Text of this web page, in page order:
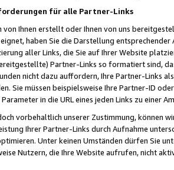
für alle Partner-Links
von Ihnen erstellt oder Ihnen von uns
haben Sie die Darstellung
aller Links, die Sie auf Ihrer Website
Partner-Links so formatiert sind,
nicht dazu auffordern, Ihre Partner-Links
Sie müssen beispielsweise Ihre Partner-ID
in die URL eines jeden Links zu einer
vorbehaltlich unserer Zustimmung, können
Ihrer Partner-Links durch Aufnahme
Unter keinen Umständen dürfen Sie
Nutzern, die Ihre Website aufrufen, nicht